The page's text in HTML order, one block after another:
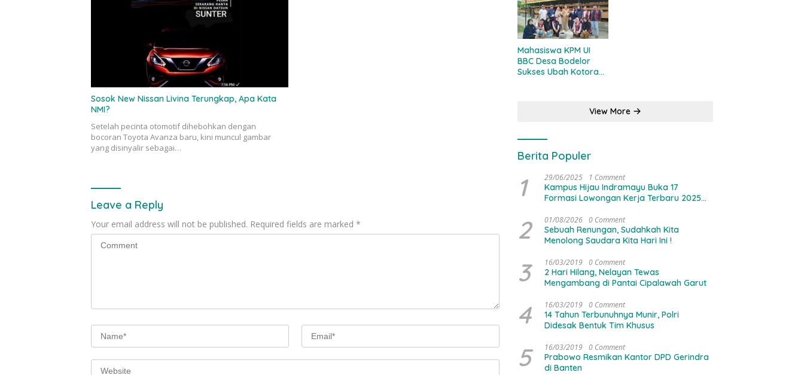
Sosok New Nissan Livina Terungkap, Apa Kata
NMI?
Setelah pecinta otomotif dihebohkan dengan
bocoran Toyota Avanza baru, kini muncul gambar
yang disinyalir sebagai…
Leave a Reply
Your email address will not be published. Required fields are marked *
Mahasiswa KPM UI
BBC Desa Bodelor
Sukses Ubah Kotoran
View More
Berita Populer
1 29/06/2025 1 Comment
Kampus Hijau Indramayu Buka 17
Formasi Lowongan Kerja Terbaru 2025
2 01/08/2026 0 Comment
Sebuah Renungan, Sudahkah Kita
Menolong Saudara Kita Hari Ini !
3 16/03/2019 0 Comment
2 Hari Hilang, Nelayan Tewas
Mengambang di Pantai Cipalawah Garut
4 16/03/2019 0 Comment
14 Tahun Terbunuhnya Munir, Polri
Didesak Bentuk Tim Khusus
5 16/03/2019 0 Comment
Prabowo Resmikan Kantor DPD Gerindra
di Banten